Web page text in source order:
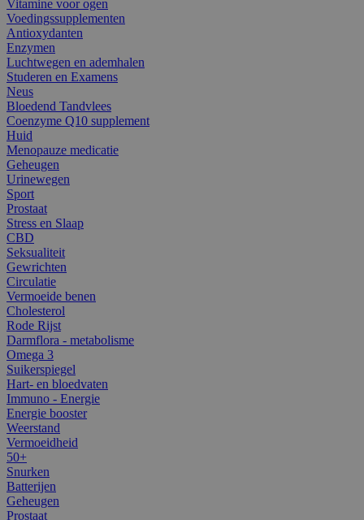
Vitamine voor ogen
Voedingssupplementen
Antioxydanten
Enzymen
Luchtwegen en ademhalen
Studeren en Examens
Neus
Bloedend Tandvlees
Coenzyme Q10 supplement
Huid
Menopauze medicatie
Geheugen
Urinewegen
Sport
Prostaat
Stress en Slaap
CBD
Seksualiteit
Gewrichten
Circulatie
Vermoeide benen
Cholesterol
Rode Rijst
Darmflora - metabolisme
Omega 3
Suikerspiegel
Hart- en bloedvaten
Immuno - Energie
Energie booster
Weerstand
Vermoeidheid
50+
Snurken
Batterijen
Geheugen
Prostaat